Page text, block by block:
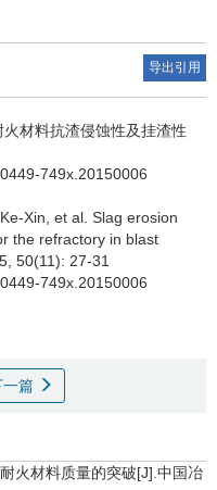
导出引用
材料抗渣侵蚀性及挂渣性
749x.20150006
Xin et al Slag erosion
the refractory in blast
50(11): 27-31
749x.20150006
一篇
火材料质量的突破[J].中国冶